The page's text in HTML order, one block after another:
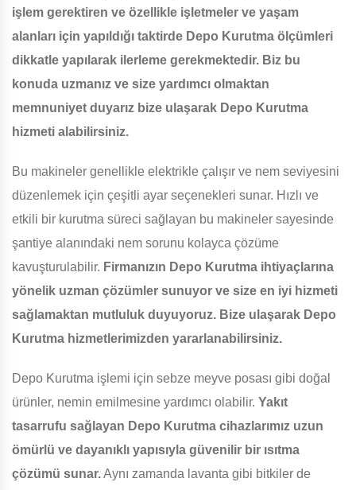
işlem gerektiren ve özellikle işletmeler ve yaşam
alanları için yapıldığı taktirde Depo Kurutma ölçümleri
dikkatle yapılarak ilerleme gerekmektedir. Biz bu
konuda uzmanız ve size yardımcı olmaktan
memnuniyet duyarız bize ulaşarak Depo Kurutma
hizmeti alabilirsiniz.
Bu makineler genellikle elektrikle çalışır ve nem seviyesini
düzenlemek için çeşitli ayar seçenekleri sunar. Hızlı ve
etkili bir kurutma süreci sağlayan bu makineler sayesinde
şantiye alanındaki nem sorunu kolayca çözüme
kavuşturulabilir. Firmanızın Depo Kurutma ihtiyaçlarına
yönelik uzman çözümler sunuyor ve size en iyi hizmeti
sağlamaktan mutluluk duyuyoruz. Bize ulaşarak Depo
Kurutma hizmetlerimizden yararlanabilirsiniz.
Depo Kurutma işlemi için sebze meyve posası gibi doğal
ürünler, nemin emilmesine yardımcı olabilir. Yakıt
tasarrufu sağlayan Depo Kurutma cihazlarımız uzun
ömürlü ve dayanıklı yapısıyla güvenilir bir ısıtma
çözümü sunar.Aynı zamanda lavanta gibi bitkiler de